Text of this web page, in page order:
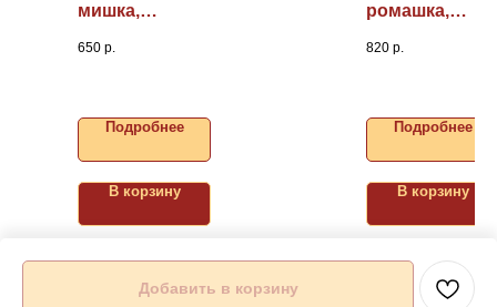
Добавить в корзину
мишка,
650 р.
Подробнее
В корзину
ромашка,
820 р.
Подробнее
В корзину